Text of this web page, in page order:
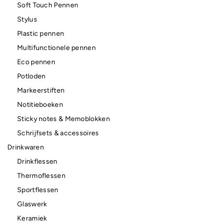
Soft Touch Pennen
Stylus
Plastic pennen
Multifunctionele pennen
Eco pennen
Potloden
Markeerstiften
Notitieboeken
Sticky notes & Memoblokken
Schrijfsets & accessoires
Drinkwaren
Drinkflessen
Thermoflessen
Sportflessen
Glaswerk
Keramiek